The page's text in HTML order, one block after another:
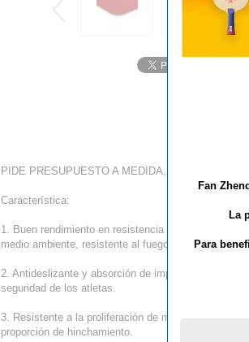
PIDE PRESUPUESTO A MEDIDA, PRECIO
Característica:
1. Buen rendimiento en resistencia a la abrasión,
medio ambiente, resistente al fuego y ruido
2. Antideslizante y absorción de impactos, que
seguridad de los atletas.
3. Resistente a la proliferación de moho, suelo
proporción de hinchamiento.
Fan
La
Para